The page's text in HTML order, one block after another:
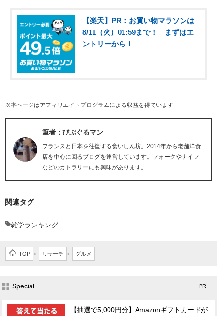
【楽天】PR：お買い物マラソンは
8/11（火）01:59まで！ まずはエ
ントリーから！
※本ページはアフィリエイトプログラムによる収益を得ています
筆者：びぶぐるマン
フランスと日本を往復する食いしん坊。2014年から老舗洋食
店を中心に回るブログを運営しています。フォークやナイフ
などのカトラリーにも興味があります。
関連タグ
雑学ランキング
TOP > リサーチ > グルメ
Special - PR -
【抽選で5,000円分】Amazonギフトカードが